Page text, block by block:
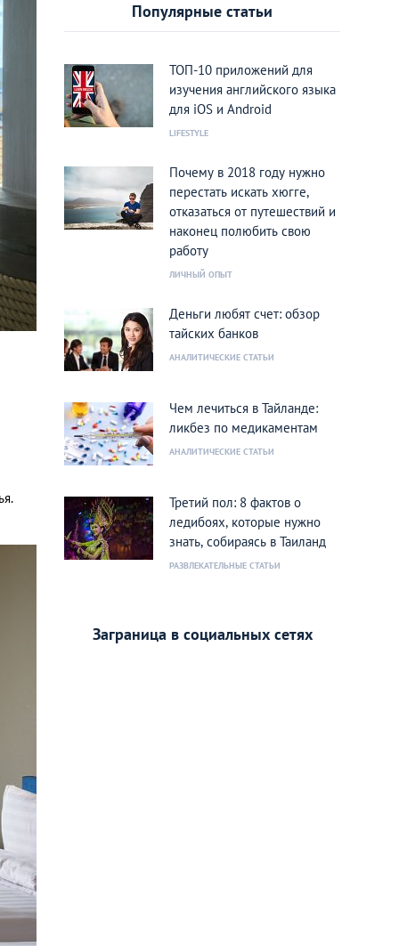
Популярные статьи
ТОП-10 приложений для
изучения английского языка
для iOS и Android
LIFESTYLE
Почему в 2018 году нужно
перестать искать хюгге,
отказаться от путешествий и
наконец полюбить свою
работу
ЛИЧНЫЙ ОПЫТ
Деньги любят счет: обзор
тайских банков
АНАЛИТИЧЕСКИЕ СТАТЬИ
Чем лечиться в Тайланде:
ликбез по медикаментам
АНАЛИТИЧЕСКИЕ СТАТЬИ
Третий пол: 8 фактов о
ледибоях, которые нужно
знать, собираясь в Таиланд
РАЗВЛЕКАТЕЛЬНЫЕ СТАТЬИ
Заграница в социальных сетях